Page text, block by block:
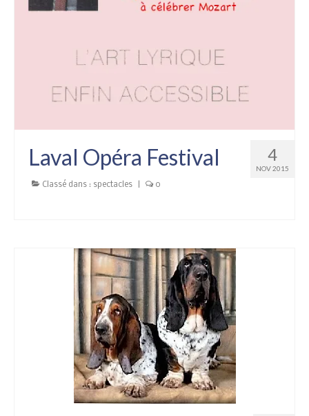
4
NOV 2015
Laval Opéra Festival
Classé dans : spectacles 0